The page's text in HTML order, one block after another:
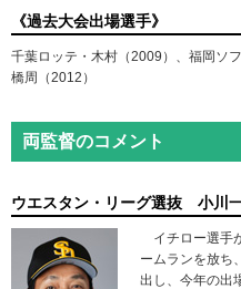
《過去大会出場選手》
千葉ロッテ・木村（2009）、福岡ソ
橋周（2012）
両監督のコメント
ウエスタン・リーグ選抜 小川
イチロー選手
ームランを放ち
出し、今年の出